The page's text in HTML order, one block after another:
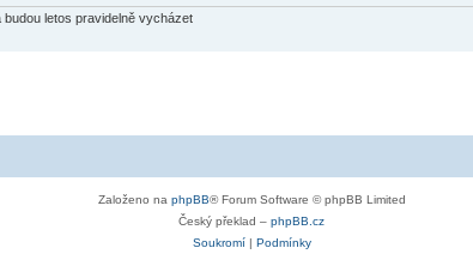
letos pravidelně vycházet
Založeno na phpBB® Forum Software © phpBB Limited
Český překlad – phpBB.cz
Soukromí| Podmínky